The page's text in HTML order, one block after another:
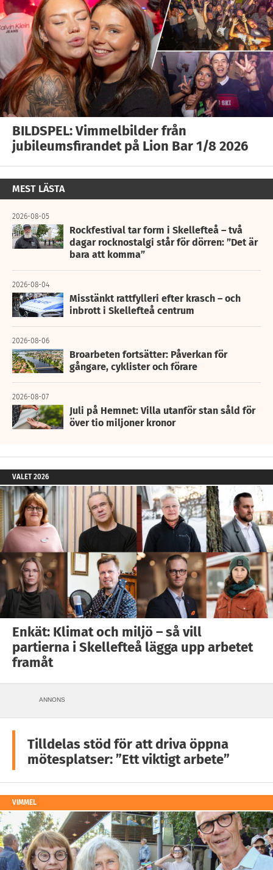
BILDSPEL: Vimmelbilder från
jubileumsfirandet på Lion Bar 1/8 2026
MEST LÄSTA
2026-08-05
Rockfestival tar form i Skellefteå – två
dagar rocknostalgi står för dörren: ”Det är
bara att komma”
2026-08-04
Misstänkt rattfylleri efter krasch – och
inbrott i Skellefteå centrum
2026-08-06
Broarbeten fortsätter: Påverkan för
gångare, cyklister och förare
2026-08-07
Juli på Hemnet: Villa utanför stan såld för
över tio miljoner kronor
VALET 2026
Enkät: Klimat och miljö – så vill
partierna i Skellefteå lägga upp arbetet
framåt
ANNONS
Tilldelas stöd för att driva öppna
mötesplatser: ”Ett viktigt arbete”
VIMMEL